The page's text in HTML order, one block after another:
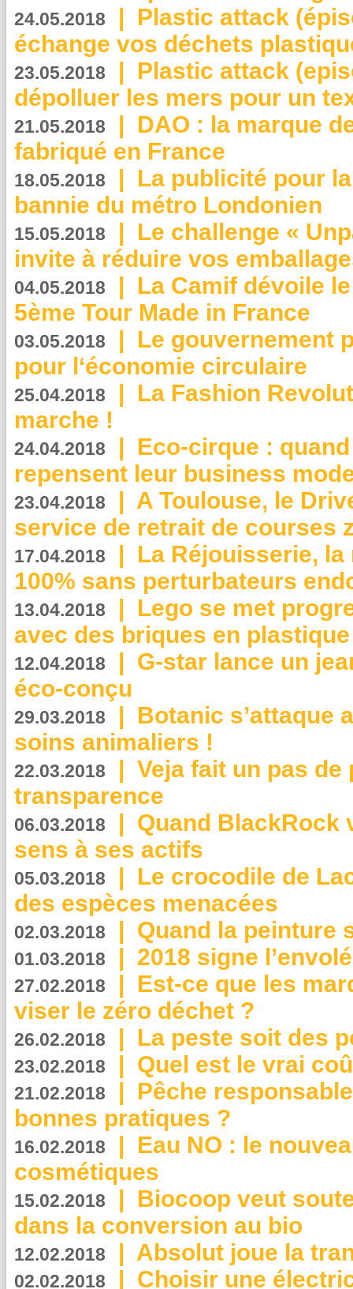
24.05.2018 | Plastic attack
échange vos déchets
23.05.2018 | Plastic attack
dépolluer les mers pour un
21.05.2018 | DAO : la marque
fabriqué en France
18.05.2018 | La publicité pour
bannie du métro Londonien
15.05.2018 | Le challenge «
invite à réduire vos
04.05.2018 | La Camif dévoile
5ème Tour Made in France
03.05.2018 | Le gouvernement
pour l‘économie circulaire
25.04.2018 | La Fashion
marche !
24.04.2018 | Eco-cirque :
repensent leur business
23.04.2018 | A Toulouse, le
service de retrait de courses
17.04.2018 | La Réjouisserie,
100% sans perturbateurs
13.04.2018 | Lego se met
avec des briques en
12.04.2018 | G-star lance un
éco-conçu
29.03.2018 | Botanic s’attaque
soins animaliers !
22.03.2018 | Veja fait un pas de
transparence
06.03.2018 | Quand BlackRock
sens à ses actifs
05.03.2018 | Le crocodile de
des espèces menacées
02.03.2018 | Quand la peinture
01.03.2018 | 2018 signe
27.02.2018 | Est-ce que les
viser le zéro déchet ?
26.02.2018 | La peste soit des
23.02.2018 | Quel est le vrai
21.02.2018 | Pêche
bonnes pratiques ?
16.02.2018 | Eau NO : le
cosmétiques
15.02.2018 | Biocoop veut
dans la conversion au bio
12.02.2018 | Absolut joue la
02.02.2018 | Choisir une